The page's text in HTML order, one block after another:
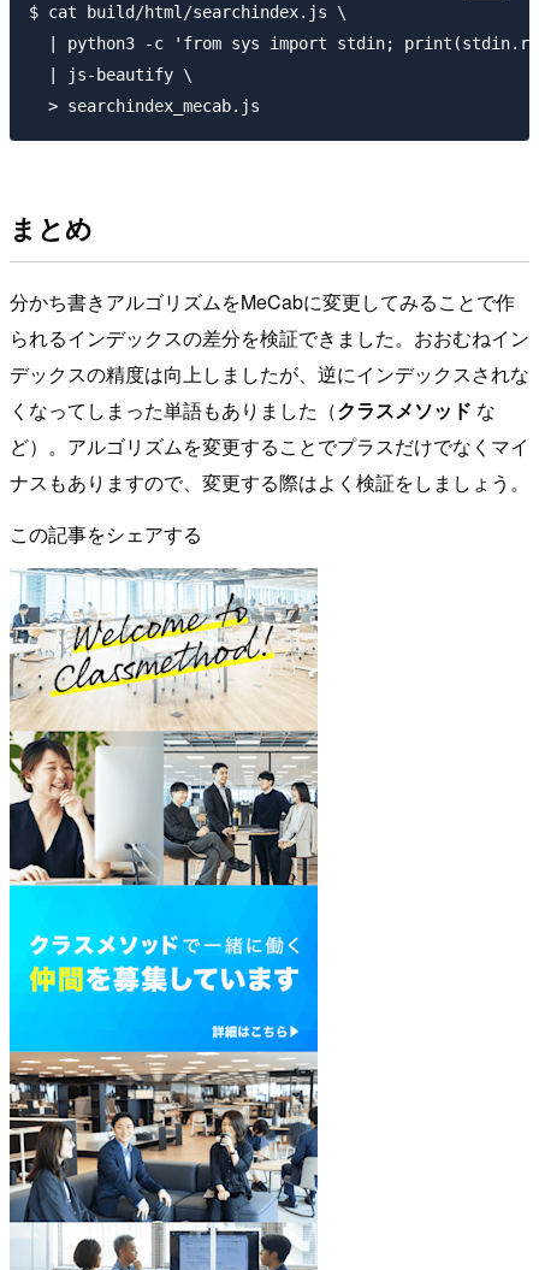
$ cat build/html/searchindex.js \
| python3 -c 'from sys import stdin;
  | js-beautify \
まとめ
分かち書きアルゴリズムをMeCabに変更してみることで作
られるインデックスの差分を検証できました。おおむねイン
デックスの精度は向上しましたが、逆にインデックスされな
くなってしまった単語もありました（クラスメソッド な
ど）。アルゴリズムを変更することでプラスだけでなくマイ
ナスもありますので、変更する際はよく検証をしましょう。
この記事をシェアする